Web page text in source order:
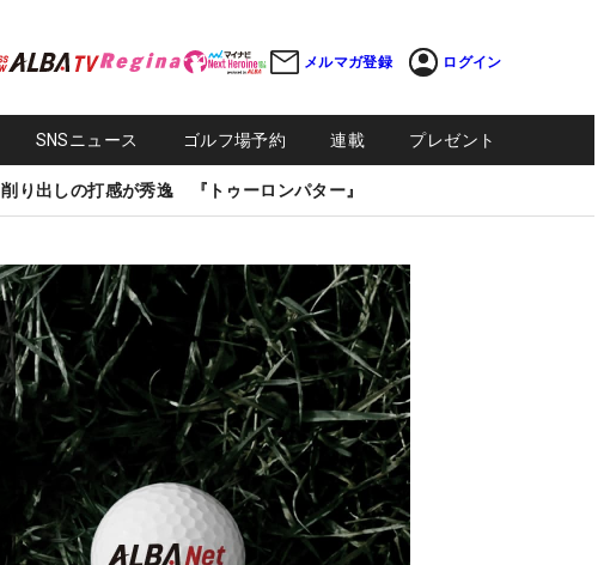
メルマガ登録 ログイン
SNSニュース ゴルフ場予約 連載 プレゼント
削り出しの打感が秀逸 『トゥーロンパター』